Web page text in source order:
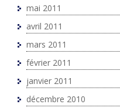
mai 2011
avril 2011
mars 2011
février 2011
janvier 2011
décembre 2010